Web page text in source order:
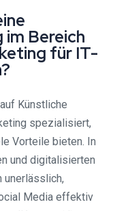
Bereich
für IT-
Künstliche
spezialisiert,
Vorteile bieten. In
und digitalisierten
unerlässlich,
Media effektiv